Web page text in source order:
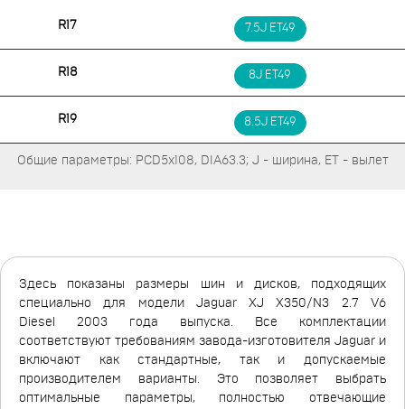
R17 7.5J ET49
R18 8J ET49
R19 8.5J ET49
Общие параметры: PCD5x108, DIA63.3; J - ширина, ET - вылет
Здесь показаны размеры шин и дисков, подходящих
специально для модели Jaguar XJ X350/N3 2.7 V6
Diesel 2003 года выпуска. Все комплектации
соответствуют требованиям завода-изготовителя Jaguar и
включают как стандартные, так и допускаемые
производителем варианты. Это позволяет выбрать
оптимальные параметры, полностью отвечающие